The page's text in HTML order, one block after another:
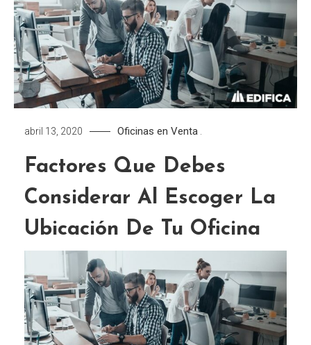
abril 13, 2020 Oficinas en Venta .
Factores Que Debes
Considerar Al Escoger La
Ubicación De Tu Oficina